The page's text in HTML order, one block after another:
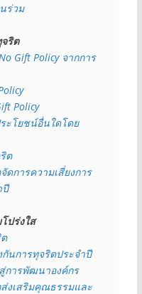
ร่วม
ริต
Gift Policy จากการ
Policy
ะโยชน์อื่นใดโดย
ต
ดการความเสี่ยงการ
ปี
ปร่งใส
นการทุจริตประจำปี
การพัฒนาองค์กร
งเสริมคุณธรรมและ